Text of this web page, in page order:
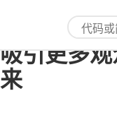
成色短视
吸引更多
来